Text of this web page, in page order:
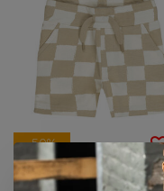
-50%